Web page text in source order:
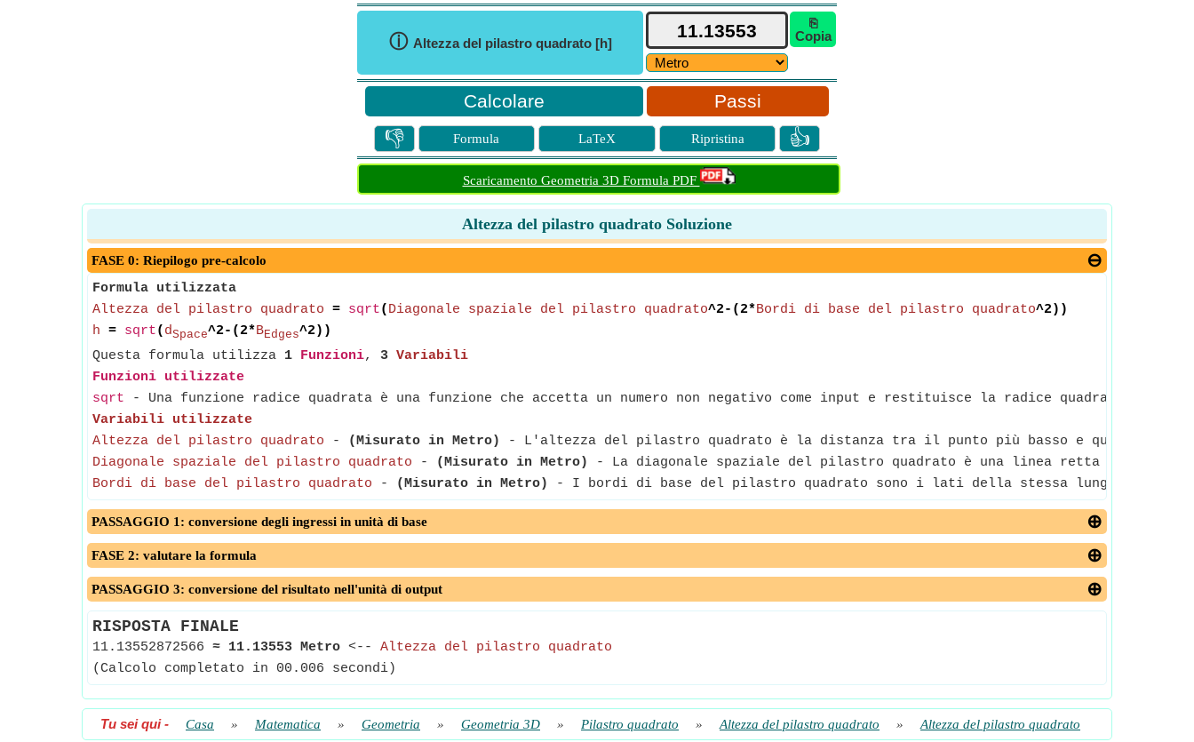
ⓘ Altezza del pilastro quadrato [h]
⎘
Copia
Passi
👎 Formula LaTeX Ripristina 👍
Scaricamento Geometria 3D Formula PDF
Altezza del pilastro quadrato Soluzione
FASE 0: Riepilogo pre-calcolo
Formula utilizzata
Altezza del pilastro quadrato = sqrt( Diagonale spaziale del pilastro quadrato^2-(2*Bordi di base del pilastro quadrato^2))
h = sqrt( dSpace^2-(2*BEdges^2))
Questa formula utilizza 1 Funzioni, 3 Variabili
Funzioni utilizzate
sqrt - Una funzione radice quadrata è una funzione che accetta un numero non negativo come input e restituisce la radice quadrata del
Variabili utilizzate
Altezza del pilastro quadrato - (Misurato in Metro)
- L'altezza del pilastro quadrato è la distanza tra il punto più basso e quello più
Diagonale spaziale del pilastro quadrato - (Misurato in Metro)
- La diagonale spaziale del pilastro quadrato è una linea retta che
Bordi di base del pilastro quadrato - (Misurato in Metro) - I bordi di base del pilastro quadrato sono i lati della stessa lunghezza che
PASSAGGIO 1: conversione degli ingressi in unità di base
FASE 2: valutare la formula
PASSAGGIO 3: conversione del risultato nell'unità di output
RISPOSTA FINALE
11.13552872566 ≈ 11.13553 Metro <-- Altezza del pilastro quadrato
(Calcolo completato in 00.006 secondi)
Tu sei qui- Casa » Matematica » Geometria » Geometria 3D » Pilastro quadrato » Altezza del pilastro quadrato » Altezza del pilastro quadrato